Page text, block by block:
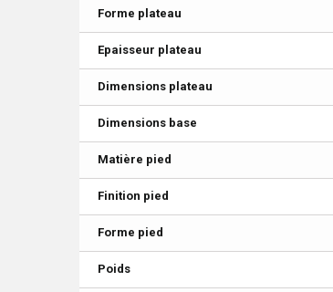
Forme plateau
Epaisseur plateau
Dimensions plateau
Dimensions base
Matière pied
Finition pied
Forme pied
Poids